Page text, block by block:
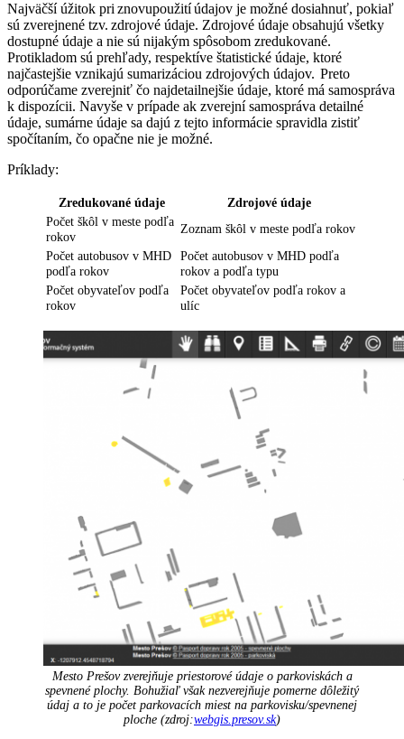
Najväčší úžitok pri znovupoužitíúdajov je možné dosiahnuť, pokiaľ
sú zverejnené tzv. zdrojové údaje. Zdrojové údaje obsahujú všetky
dostupné údaje a nie sú nijakým spôsobom zredukované.
Protikladom sú prehľady, respektíve štatistické údaje, ktoré
najčastejšie vznikajú sumarizáciou zdrojových údajov. Preto
odporúčame zverejniť čo najdetailnejšie údaje, ktoré má samospráva
k dispozícii. Navyše v prípade ak zverejní samospráva detailné
údaje, sumárne údaje sa dajú z tejto informácie spravidla zistiť
spočítaním, čo opačne nie je možné.
Príklady:
Zredukované údaje
Zdrojové údaje
Počet škôl v meste podľa
rokov
Zoznam škôl v meste podľa rokov
Počet autobusov v MHD
podľa rokov
Počet autobusov v MHD podľa
rokov a podľa typu
Počet obyvateľov podľa
rokov
Počet obyvateľov podľa rokov a
ulíc
Mesto Prešov zverejňuje priestorové údaje o parkoviskách a
spevnené plochy. Bohužiaľ však nezverejňuje pomerne dôležitý
údaj a to je počet parkovacích miest na parkovisku/spevnenej
ploche (zdroj:webgis.presov.sk)